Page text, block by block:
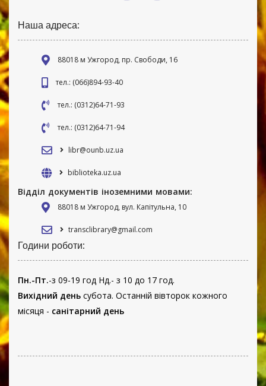
Наша адреса:
88018 м Ужгород, пр. Свободи, 16
тел.: (066)894-93-40
тел.: (0312)64-71-93
тел.: (0312)64-71-94
libr@ounb.uz.ua
biblioteka.uz.ua
Відділ документів іноземними мовами:
88018 м Ужгород, вул. Капітульна, 10
transclibrary@gmail.com
Години роботи:
Пн.-Пт.-з 09-19 год Нд.- з 10 до 17 год.
Вихідний день субота. Останній вівторок кожного
місяця - санітарний день